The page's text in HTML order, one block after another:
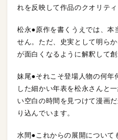
れを反映して作品のクオリティ
松永●原作を書くうえでは、本
せん。ただ、史実として明ら
が面白くなるように解釈して創
妹尾●それこそ登場人物の何年
した細かい年表を松永さんと
い空白の時間を見つけて漫画
り込んでいます。
水間●これからの展開について